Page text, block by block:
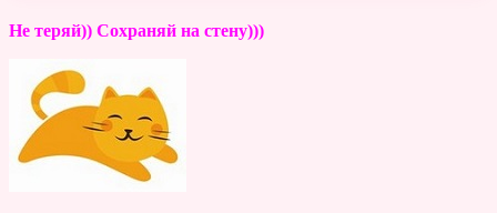
Не теряй)) Сохраняй на стену)))